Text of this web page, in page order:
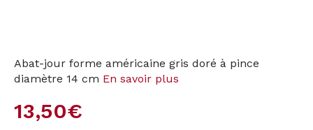
Abat-jour forme américaine gris doré à pince
diamètre 14 cm En savoir plus
13,50€